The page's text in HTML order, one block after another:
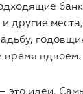
другие
время вдвоем.
это идеи.